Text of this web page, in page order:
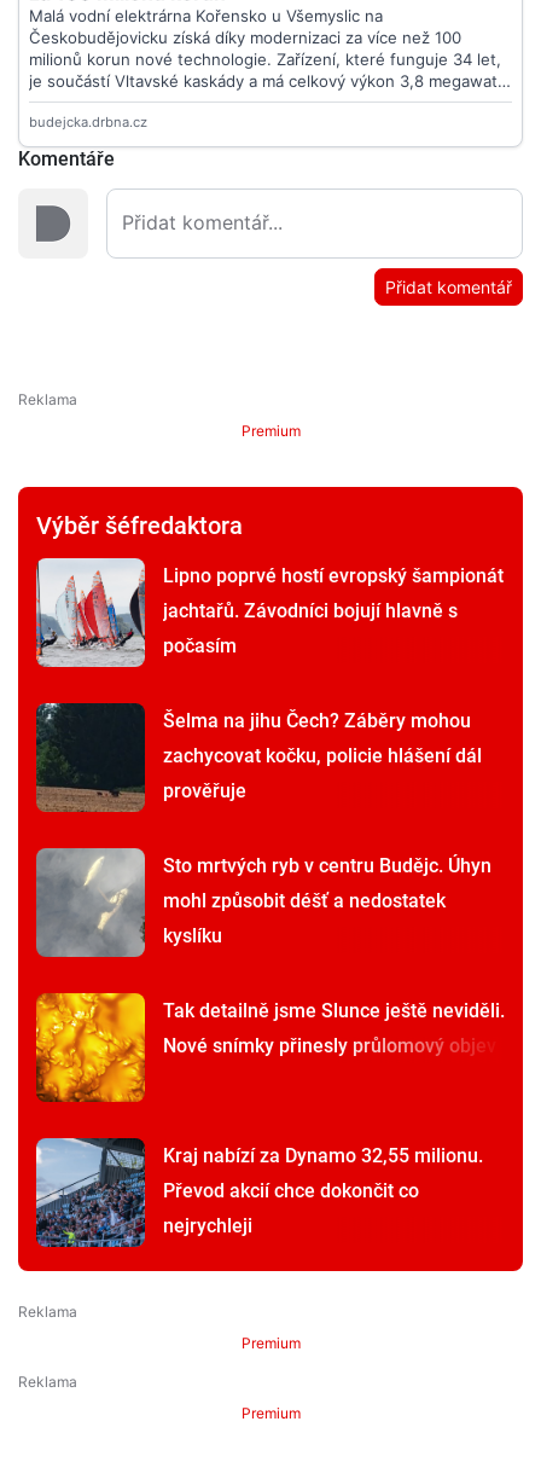
Komentáře
Přidat komentář
Premium
Výběr šéfredaktora
Lipno poprvé hostí evropský šampionát
jachtařů. Závodníci bojují hlavně s
počasím
Šelma na jihu Čech? Záběry mohou
zachycovat kočku, policie hlášení dál
prověřuje
Sto mrtvých ryb v centru Budějc. Úhyn
mohl způsobit déšť a nedostatek
kyslíku
Tak detailně jsme Slunce ještě neviděli.
Nové snímky přinesly průlomový objev
Kraj nabízí za Dynamo 32,55 milionu.
Převod akcií chce dokončit co
nejrychleji
Premium
Premium